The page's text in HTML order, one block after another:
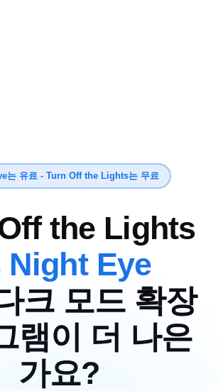
는 유료 - Turn Off the Lights는 무료
the Lights
Night Eye
크 모드 확장
램이 더 나은
가요?